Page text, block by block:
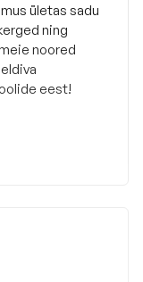
ületas sadu
ning
noored
eest!